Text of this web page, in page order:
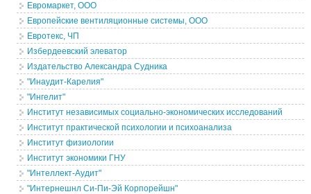
Евромаркет, ООО
Европейские вентиляционные системы, ООО
Евротекс, ЧП
Избердеевский элеватор
Издательство Александра Судника
"Инаудит-Карелия"
"Ингелит"
Институт независимых социально-экономических исследований
Институт практической психологии и психоанализа
Институт физиологии
Институт экономики ГНУ
"Интеллект-Аудит"
"Интернешнл Си-Пи-Эй Корпорейшн"